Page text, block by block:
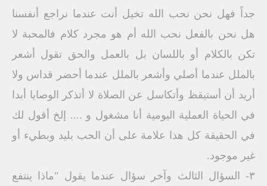
جداً فهل نحن نحب الله تخيل أنت عندما نراجع أنفسنا
هل نحن بالفعل نحب الله أم هو مجرد كلام فالمحبة لا
تكن بالكلام أو باللسان بل بالعمل والحق تقول أشعر
بالملل عندما أصلي وأشعر بالملل عندما أحضر قداس ولا
أريد أن أستيقظ وأتكاسل عن الصلاة لا أتذكر الوصايا أبدا
في الحياة العملية اليومية أنا مشغول و .... إلخ أقول لك
في الحقيقة كل هذا علامة على أن الحب بليد وبطيء أو
غير موجود.
٣- السؤال الثالث وآخر سؤال عندما يقول "ماذا ينتفع